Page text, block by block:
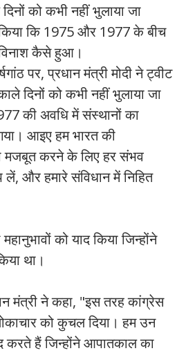
को कभी नहीं भुलाया जा
कि 1975 और 1977 के बीच
कैसे हुआ।
पर, प्रधान मंत्री मोदी ने ट्वीट
दिनों को कभी नहीं भुलाया जा
की अवधि में संस्थानों का
आइए हम भारत की
मजबूत करने के लिए हर संभव
और हमारे संविधान में निहित
को याद किया जिन्होंने
था।
मंत्री ने कहा, "इस तरह कांग्रेस
को कुचल दिया। हम उन
करते हैं जिन्होंने आपातकाल का